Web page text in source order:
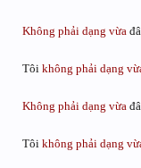
Không phải dạng vừa
Tôi không phải dạng
Không phải dạng vừa
Tôi không phải dạng